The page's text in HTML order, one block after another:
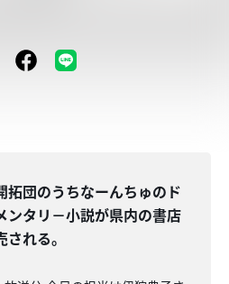
拓団のうちなーんちゅのド
ンタリ－小説が県内の書店
される。